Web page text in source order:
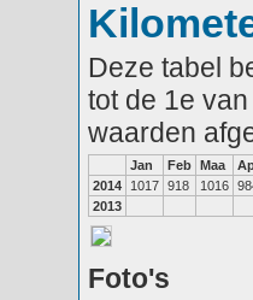
Deze tabel
tot de 1e
waarden
Jan Feb Maa
2014
1017 918 1016
2013
Foto's